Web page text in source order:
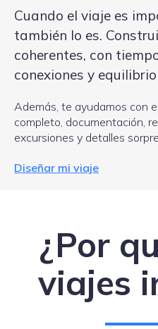
Cuando el viaje es
también lo es.
coherentes, con
conexiones y
Además, te ayudamos con
completo, documentación,
excursiones y detalles
Diseñar mi viaje
¿Por
viajes